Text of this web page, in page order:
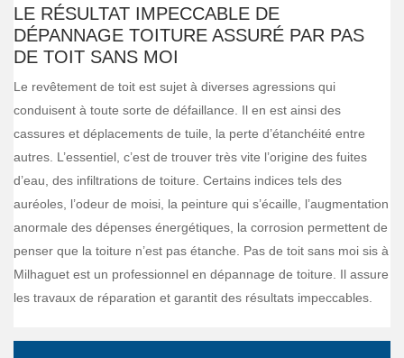
LE RÉSULTAT IMPECCABLE DE
DÉPANNAGE TOITURE ASSURÉ PAR PAS
DE TOIT SANS MOI
Le revêtement de toit est sujet à diverses agressions qui
conduisent à toute sorte de défaillance. Il en est ainsi des
cassures et déplacements de tuile, la perte d’étanchéité entre
autres. L’essentiel, c’est de trouver très vite l’origine des fuites
d’eau, des infiltrations de toiture. Certains indices tels des
auréoles, l’odeur de moisi, la peinture qui s’écaille, l’augmentation
anormale des dépenses énergétiques, la corrosion permettent de
penser que la toiture n’est pas étanche. Pas de toit sans moi sis à
Milhaguet est un professionnel en dépannage de toiture. Il assure
les travaux de réparation et garantit des résultats impeccables.